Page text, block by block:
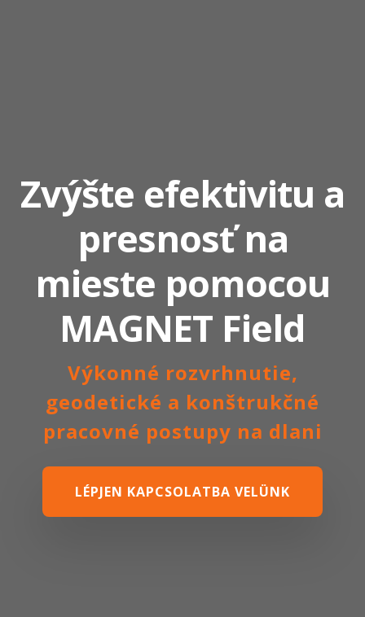
Zvýšte efektivitu a
presnosť na
mieste pomocou
MAGNET Field
Výkonné rozvrhnutie,
geodetické a konštrukčné
pracovné postupy na dlani
LÉPJEN KAPCSOLATBA VELÜNK